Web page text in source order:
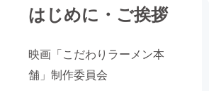
はじめに・ご挨拶
映画「こだわりラーメン本
舗」制作委員会